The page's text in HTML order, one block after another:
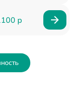
р